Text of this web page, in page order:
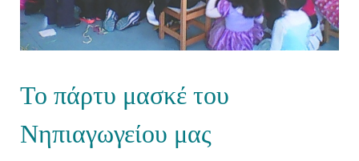
Το πάρτυ μασκέ του
Νηπιαγωγείου μας